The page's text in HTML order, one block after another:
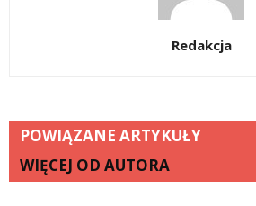
Redakcja
POWIĄZANE ARTYKUŁY
WIĘCEJ OD AUTORA